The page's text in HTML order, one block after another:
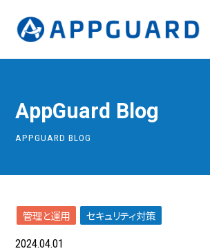
AppGuard Blog
APPGUARD BLOG
管理と運用 セキュリティ対策
2024.04.01